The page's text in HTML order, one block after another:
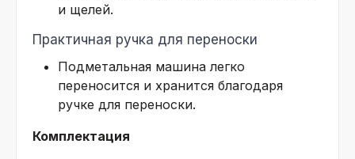
и щелей.
Практичная ручка для переноски
Подметальная машина легко
переносится и хранится благодаря
ручке для переноски.
Комплектация